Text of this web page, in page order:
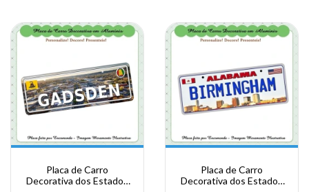
Placa de Carro
Decorativa dos Estados
Placa de Carro
Decorativa dos Estados